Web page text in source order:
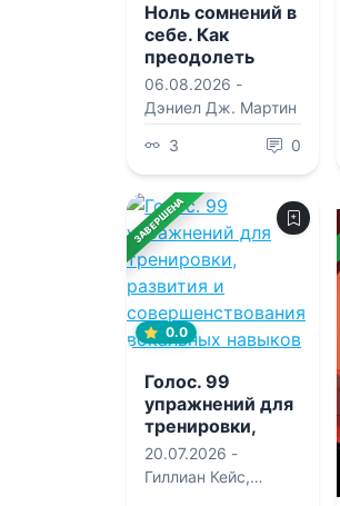
Ноль сомнений в
себе. Как
преодолеть
страхи, обрести
внутреннюю
опору и
покорить любые
06.08.2026 -
Дэниел Дж. Мартин
3
0
ЗАВЕРШЕНА
0.0
Голос. 99
упражнений для
тренировки,
развития и
совершенствова
ния вокальных
20.07.2026 -
Гиллиан Кейс,